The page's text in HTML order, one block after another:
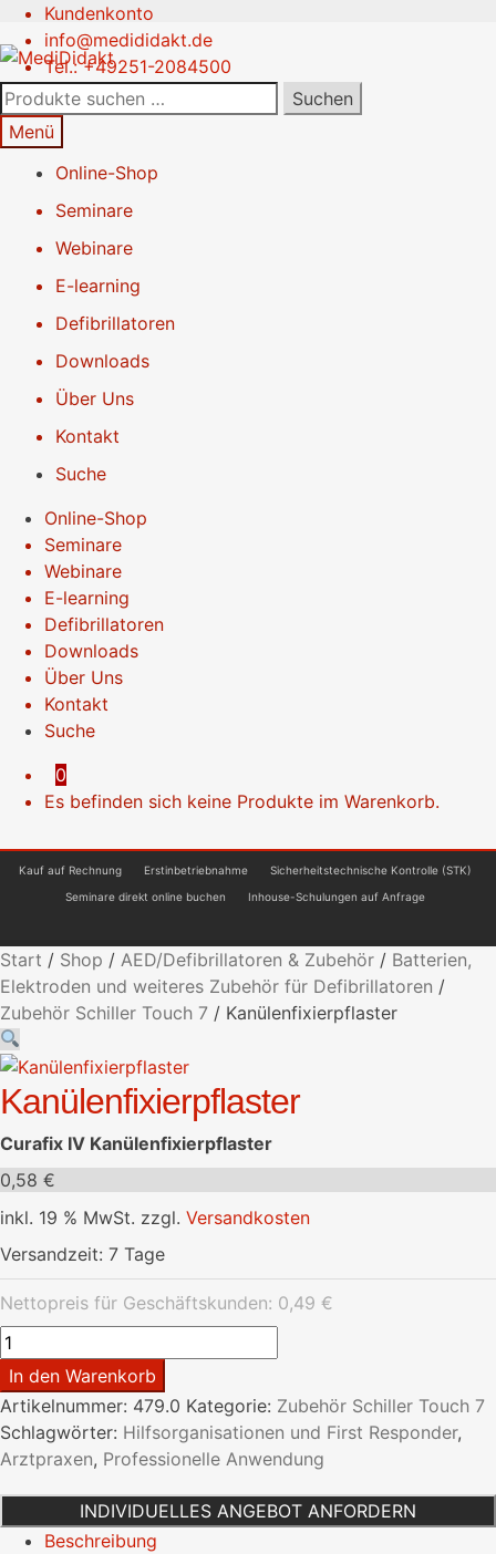
Kundenkonto
info@medididakt.de
Tel.: +49251-2084500
Zur
Navigation
springen
Springe
zum
Inhalt
Suchen
nach:
Suchen
Menü
Online-Shop
Seminare
Webinare
E-learning
Defibrillatoren
Downloads
Über Uns
Kontakt
Suche
Online-Shop
Seminare
Webinare
E-learning
Defibrillatoren
Downloads
Über Uns
Kontakt
Suche
0
Es befinden sich keine Produkte im Warenkorb.
Kauf auf Rechnung Erstinbetriebnahme
Sicherheitstechnische Kontrolle (STK)
Seminare direkt online buchen
Inhouse-Schulungen auf Anfrage
Start / Shop / AED/Defibrillatoren & Zubehör / Batterien,
Elektroden und weiteres Zubehör für Defibrillatoren /
Zubehör Schiller Touch 7 / Kanülenfixierpflaster
Kanülenfixierpflaster
Curafix IV Kanülenfixierpflaster
0,58 €
inkl. 19 % MwSt. zzgl. Versandkosten
Versandzeit: 7 Tage
Nettopreis für Geschäftskunden: 0,49 €
Kanülenfixierpflaster
Menge
In den Warenkorb
Artikelnummer: 479.0 Kategorie: Zubehör Schiller Touch 7
Schlagwörter: Hilfsorganisationen und First Responder,
Arztpraxen, Professionelle Anwendung
INDIVIDUELLES ANGEBOT ANFORDERN
Beschreibung